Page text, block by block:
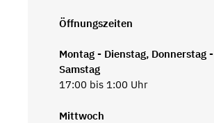
Öffnungszeiten
Montag - Dienstag, Donnerstag -
Samstag
17:00 bis 1:00 Uhr
Mittwoch